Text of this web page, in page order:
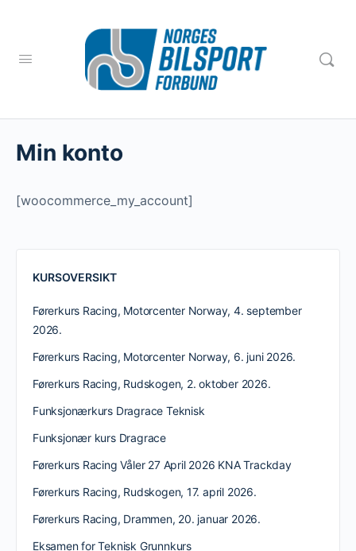
Min konto
[woocommerce_my_account]
KURSOVERSIKT
Førerkurs Racing, Motorcenter Norway, 4. september
2026.
Førerkurs Racing, Motorcenter Norway, 6. juni 2026.
Førerkurs Racing, Rudskogen, 2. oktober 2026.
Funksjonærkurs Dragrace Teknisk
Funksjonær kurs Dragrace
Førerkurs Racing Våler 27 April 2026 KNA Trackday
Førerkurs Racing, Rudskogen, 17. april 2026.
Førerkurs Racing, Drammen, 20. januar 2026.
Eksamen for Teknisk Grunnkurs